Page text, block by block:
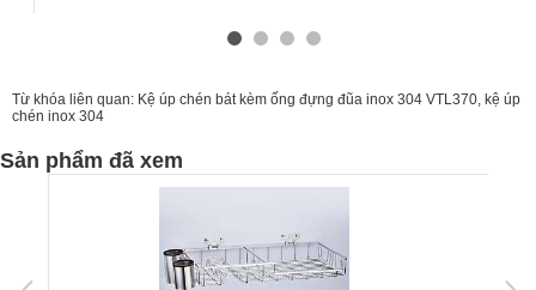
Từ khóa liên quan: Kệ úp chén bát kèm ống đựng đũa inox 304 VTL370, kệ úp
chén inox 304
Sản phẩm đã xem